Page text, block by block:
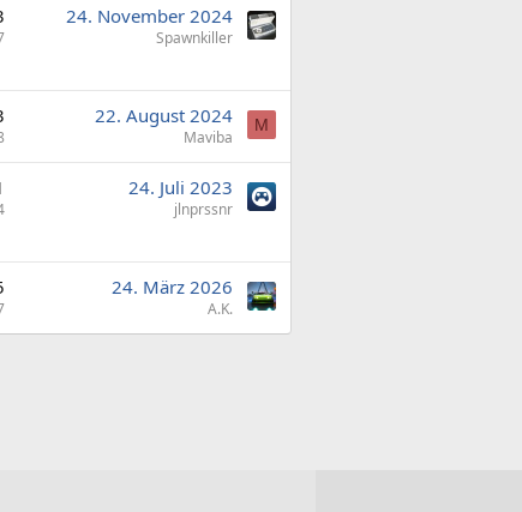
24. November 2024
Spawnkiller
22. August 2024
Maviba
M
24. Juli 2023
jlnprssnr
24. März 2026
A.K.